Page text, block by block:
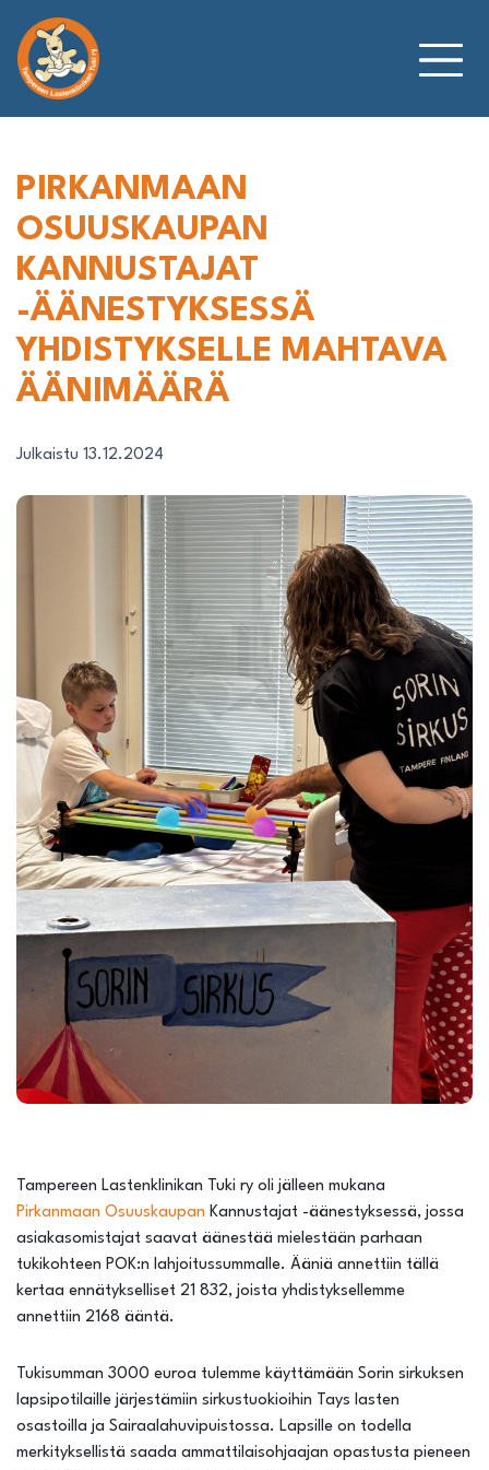
sisältöön
PIRKANMAAN
OSUUSKAUPAN
KANNUSTAJAT
-ÄÄNESTYKSESSÄ
YHDISTYKSELLE MAHTAVA
ÄÄNIMÄÄRÄ
Julkaistu 13.12.2024
Tampereen Lastenklinikan Tuki ry oli jälleen mukana
Pirkanmaan Osuuskaupan Kannustajat -äänestyksessä, jossa
asiakasomistajat saavat äänestää mielestään parhaan
tukikohteen POK:n lahjoitussummalle. Ääniä annettiin tällä
kertaa ennätykselliset 21 832, joista yhdistyksellemme
annettiin 2168 ääntä.
Tukisumman 3000 euroa tulemme käyttämään Sorin sirkuksen
lapsipotilaille järjestämiin sirkustuokioihin Tays lasten
osastoilla ja Sairaalahuvipuistossa. Lapsille on todella
merkityksellistä saada ammattilaisohjaajan opastusta pieneen